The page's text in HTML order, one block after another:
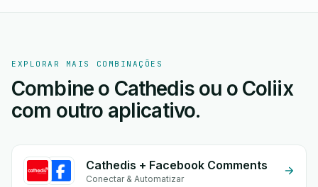
EXPLORAR MAIS COMBINAÇÕES
Combine o Cathedis ou o Coliix
com outro aplicativo.
Cathedis + Facebook Comments
Conectar & Automatizar